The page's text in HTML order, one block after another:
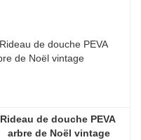
Rideau de douche PEVA
arbre de Noël vintage